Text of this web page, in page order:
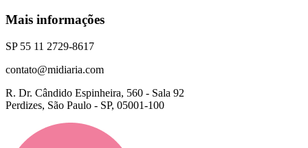
Mais informações
SP 55 11 2729-8617
contato@midiaria.com
R. Dr. Cândido Espinheira, 560 - Sala 92
Perdizes, São Paulo - SP, 05001-100